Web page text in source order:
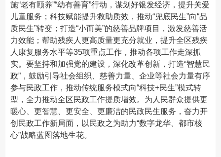
施“老有颐养”“幼有善育”行动，谋划好银发经济，提升关爱
儿童服务；科技赋能提升救助质效，推动“兜底民生”向“品
质民生”转变；打造“小而美”的慈善品牌项目，激发慈善活
力效能；帮助残疾人更高质量更充分就业，提升全区残疾
人康复服务水平等35项重点工作，推动各项工作走深抓
实。要坚持和加强党的建设，深化改革创新，打造“智慧民
政”，鼓励引导社会组织、慈善力量、企业等社会力量有序
参与民政工作，推动传统服务模式向“科技+民生”模式转
型，全力推动全区民政工作提质增效。为人民群众提供更
暖心、更智慧、更安全、更廉洁的民政民生服务，奋力开
创民政工作新局面，以民政之为助力“数字龙华、都市核
心”战略蓝图落地生花。